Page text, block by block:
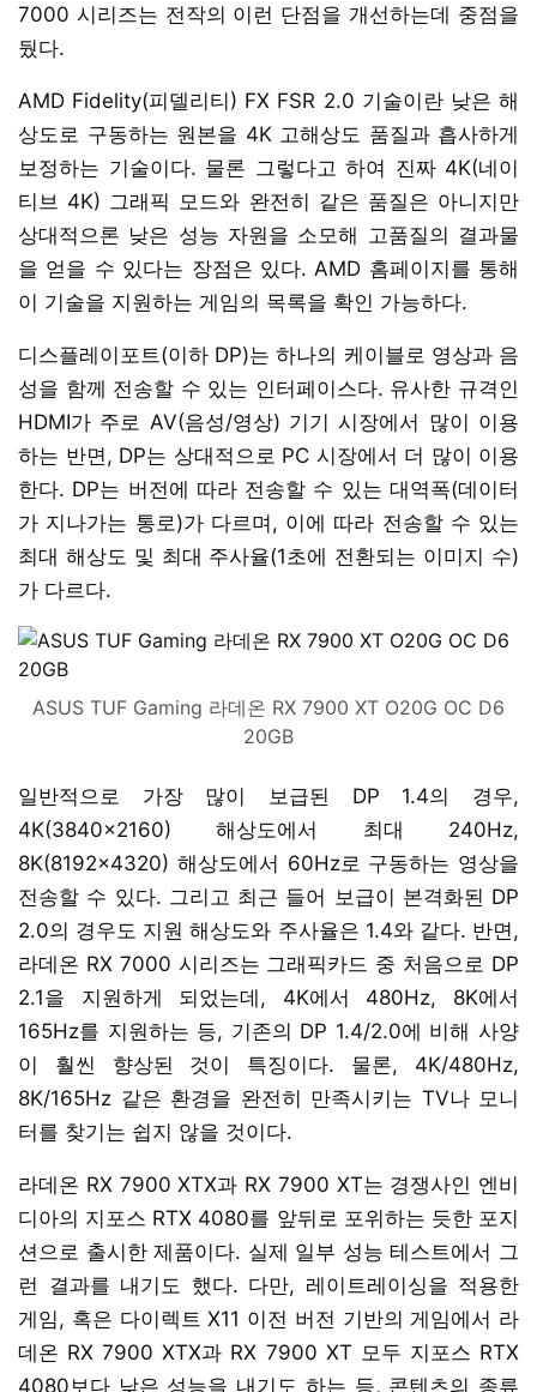
7000 시리즈는 전작의 이런 단점을 개선하는데 중점을
뒀다.
AMD Fidelity(피델리티) FX FSR 2.0 기술이란 낮은 해
상도로 구동하는 원본을 4K 고해상도 품질과 흡사하게
보정하는 기술이다. 물론 그렇다고 하여 진짜 4K(네이
티브 4K) 그래픽 모드와 완전히 같은 품질은 아니지만
상대적으론 낮은 성능 자원을 소모해 고품질의 결과물
을 얻을 수 있다는 장점은 있다. AMD 홈페이지를 통해
이 기술을 지원하는 게임의 목록을 확인 가능하다.
디스플레이포트(이하 DP)는 하나의 케이블로 영상과 음
성을 함께 전송할 수 있는 인터페이스다. 유사한 규격인
HDMI가 주로 AV(음성/영상) 기기 시장에서 많이 이용
하는 반면, DP는 상대적으로 PC 시장에서 더 많이 이용
한다. DP는 버전에 따라 전송할 수 있는 대역폭(데이터
가 지나가는 통로)가 다르며, 이에 따라 전송할 수 있는
최대 해상도 및 최대 주사율(1초에 전환되는 이미지 수)
가 다르다.
ASUS TUF Gaming 라데온 RX 7900 XT O20G OC D6
20GB
일반적으로 가장 많이 보급된 DP 1.4의 경우,
4K(3840x2160) 해상도에서 최대 240Hz,
8K(8192x4320) 해상도에서 60Hz로 구동하는 영상을
전송할 수 있다. 그리고 최근 들어 보급이 본격화된 DP
2.0의 경우도 지원 해상도와 주사율은 1.4와 같다. 반면,
라데온 RX 7000 시리즈는 그래픽카드 중 처음으로 DP
2.1을 지원하게 되었는데, 4K에서 480Hz, 8K에서
165Hz를 지원하는 등, 기존의 DP 1.4/2.0에 비해 사양
이 훨씬 향상된 것이 특징이다. 물론, 4K/480Hz,
8K/165Hz 같은 환경을 완전히 만족시키는 TV나 모니
터를 찾기는 쉽지 않을 것이다.
라데온 RX 7900 XTX과 RX 7900 XT는 경쟁사인 엔비
디아의 지포스 RTX 4080를 앞뒤로 포위하는 듯한 포지
션으로 출시한 제품이다. 실제 일부 성능 테스트에서 그
런 결과를 내기도 했다. 다만, 레이트레이싱을 적용한
게임, 혹은 다이렉트 X11 이전 버전 기반의 게임에서 라
데온 RX 7900 XTX과 RX 7900 XT 모두 지포스 RTX
4080보다 낮은 성능을 내기도 하는 등, 콘텐츠의 종류